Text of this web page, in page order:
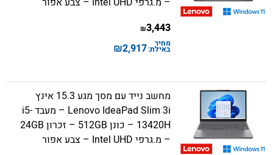
3,443
₪
מחיר
באילת:2,917
₪
מחשב נייד עם מסך מגע 15.3 אינץ
Lenovo IdeaPad Slim 3i – מעבד i5-
13420H – כונן 512GB – זכרון 24GB
– מ.גרפי Intel UHD – צבע אפור